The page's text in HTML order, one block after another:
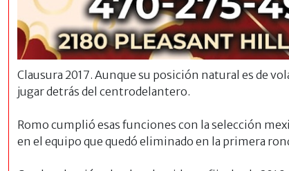
Clausura 2017. Aunque su posición natural es de
jugar detrás del centrodelantero.
Romo cumplió esas funciones con la selección
en el equipo que quedó eliminado en la primera